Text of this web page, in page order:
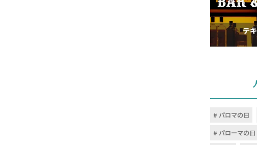
パロマの日
パローマの日